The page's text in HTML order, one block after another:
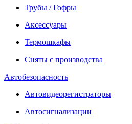
Трубы / Гофры
Аксессуары
Термошкафы
Сняты с производства
Автобезопасность
Автовидеорегистраторы
Автосигнализации